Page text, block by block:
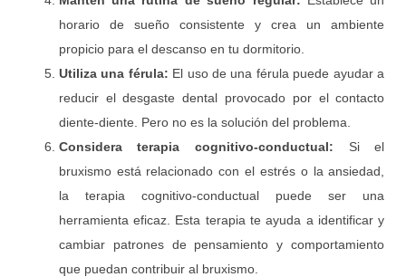
horario de sueño consistente y crea un ambiente
propicio para el descanso en tu dormitorio.
Utiliza una férula: El uso de una férula puede ayudar a
reducir el desgaste dental provocado por el contacto
diente-diente. Pero no es la solución del problema.
Considera terapia cognitivo-conductual: Si el
bruxismo está relacionado con el estrés o la ansiedad,
la terapia cognitivo-conductual puede ser una
herramienta eficaz. Esta terapia te ayuda a identificar y
cambiar patrones de pensamiento y comportamiento
que puedan contribuir al bruxismo.